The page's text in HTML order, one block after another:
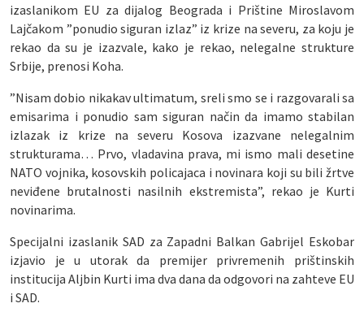
izaslanikom EU za dijalog Beograda i Prištine Miroslavom
Lajčakom ”ponudio siguran izlaz” iz krize na severu, za koju je
rekao da su je izazvale, kako je rekao, nelegalne strukture
Srbije, prenosi Koha.
”Nisam dobio nikakav ultimatum, sreli smo se i razgovarali sa
emisarima i ponudio sam siguran način da imamo stabilan
izlazak iz krize na severu Kosova izazvane nelegalnim
strukturama… Prvo, vladavina prava, mi ismo mali desetine
NATO vojnika, kosovskih policajaca i novinara koji su bili žrtve
neviđene brutalnosti nasilnih ekstremista”, rekao je Kurti
novinarima.
Specijalni izaslanik SAD za Zapadni Balkan Gabrijel Eskobar
izjavio je u utorak da premijer privremenih prištinskih
institucija Aljbin Kurti ima dva dana da odgovori na zahteve EU
i SAD.